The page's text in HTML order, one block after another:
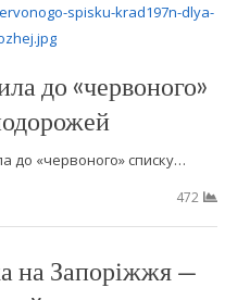
до «червоного»
до «червоного» списку…
472
на Запоріжжя —